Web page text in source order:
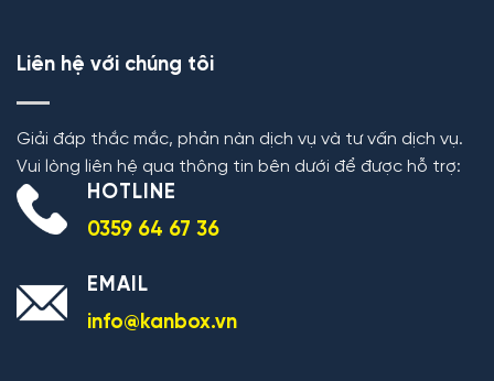
Liên hệ với chúng tôi
Giải đáp thắc mắc, phản nàn dịch vụ và tư vấn dịch vụ.
Vui lòng liên hệ qua thông tin bên dưới để được hỗ trợ:
HOTLINE
0359 64 67 36
EMAIL
info@kanbox.vn